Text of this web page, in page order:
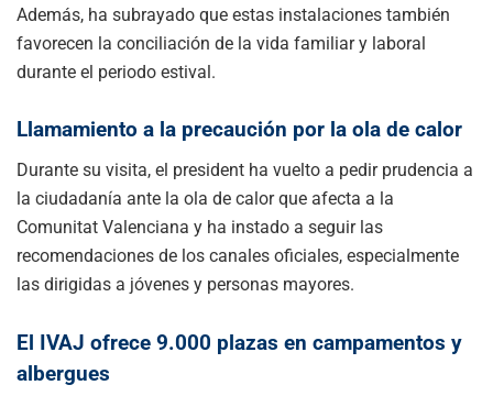
Además, ha subrayado que estas instalaciones también
favorecen la conciliación de la vida familiar y laboral
durante el periodo estival.
Llamamiento a la precaución por la ola de calor
Durante su visita, el president ha vuelto a pedir prudencia a
la ciudadanía ante la ola de calor que afecta a la
Comunitat Valenciana y ha instado a seguir las
recomendaciones de los canales oficiales, especialmente
las dirigidas a jóvenes y personas mayores.
El IVAJ ofrece 9.000 plazas en campamentos y
albergues